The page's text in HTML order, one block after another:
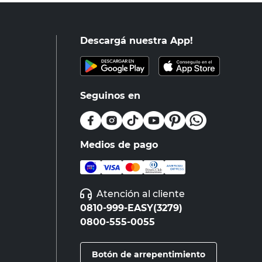
Descargá nuestra App!
Seguinos en
Medios de pago
Atención al cliente
0810-999-EASY(3279)
0800-555-0055
Botón de arrepentimiento